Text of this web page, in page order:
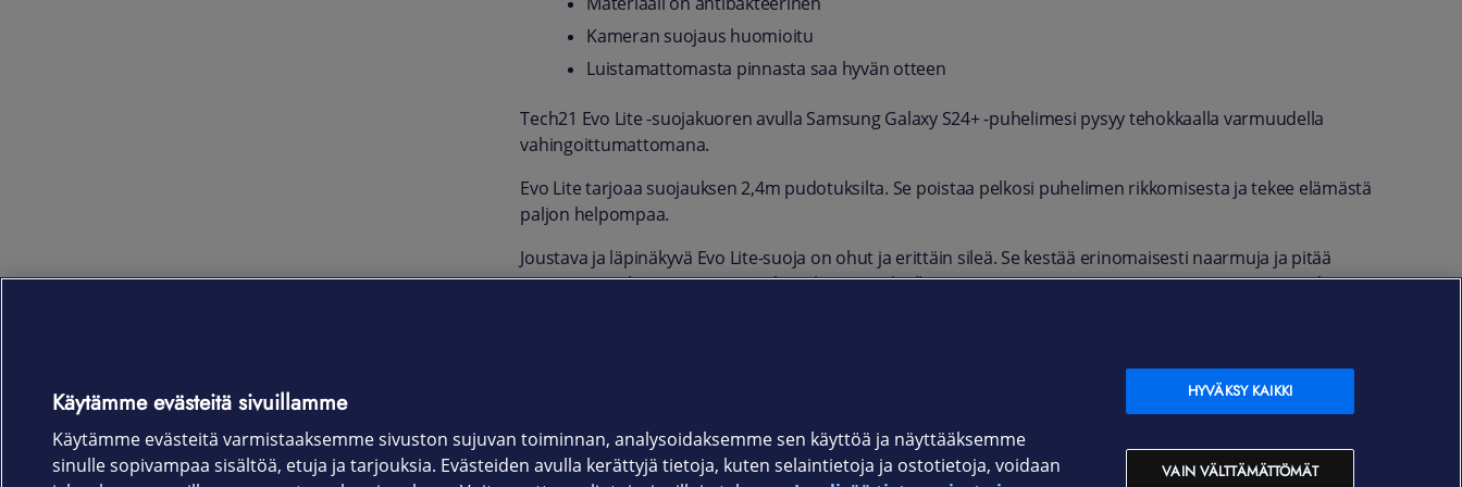
Kameran suojaus huomioitu
Luistamattomasta pinnasta saa hyvän otteen
Tech21 Evo Lite -suojakuoren avulla Samsung Galaxy S24+ -puhelimesi pysyy tehokkaalla varmuudella
vahingoittumattomana.
Evo Lite tarjoaa suojauksen 2,4m pudotuksilta. Se poistaa pelkosi puhelimen rikkomisesta ja tekee elämästä
paljon helpompaa.
Joustava ja läpinäkyvä Evo Lite-suoja on ohut ja erittäin sileä. Se kestää erinomaisesti naarmuja ja pitää
suojan turmeltumattomana. Helppo laittaa paikoilleen ja ottaa pois. Luistamattomasta pinnasta saa hyvän
Käytämme evästeitä sivuillamme
Käytämme evästeitä varmistaaksemme sivuston sujuvan toiminnan, analysoidaksemme sen käyttöä ja näyttääksemme
sinulle sopivampaa sisältöä, etuja ja tarjouksia. Evästeiden avulla kerättyjä tietoja, kuten selaintietoja ja ostotietoja, voidaan
VAIN VÄLTTÄMÄTTÖMÄT
HYVÄKSY KAIKKI